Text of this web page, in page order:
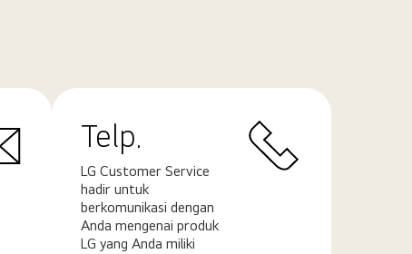
Telp.
LG Customer Service
hadir untuk
berkomunikasi dengan
Anda mengenai produk
LG yang Anda miliki